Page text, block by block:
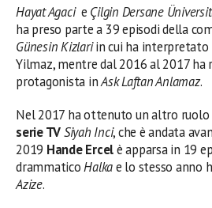
Hayat Agaci e Çilgin Dersane
ha preso parte a 39 episodi della
Günesin Kizlariin cui ha interpretato
Yilmaz, mentre dal 2016 al 2017 ha
protagonista inAsk Laftan Anlamaz.
Nel 2017 ha ottenuto un altro ruolo
serie TVSiyah Inci, che è andata
2019 Hande Ercelè apparsa in 19
drammaticoHalkae lo stesso anno
Azize.